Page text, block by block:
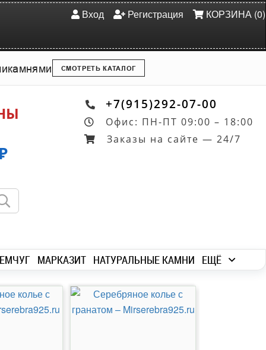
Вход Регистрация КОРЗИНА (0)
камнями СМОТРЕТЬ КАТАЛОГ
+7(915)292-07-00
Офис: ПН-ПТ 09:00 – 18:00
Заказы на сайте — 24/7
МАРКАЗИТ НАТУРАЛЬНЫЕ КАМНИ ЕЩЁ